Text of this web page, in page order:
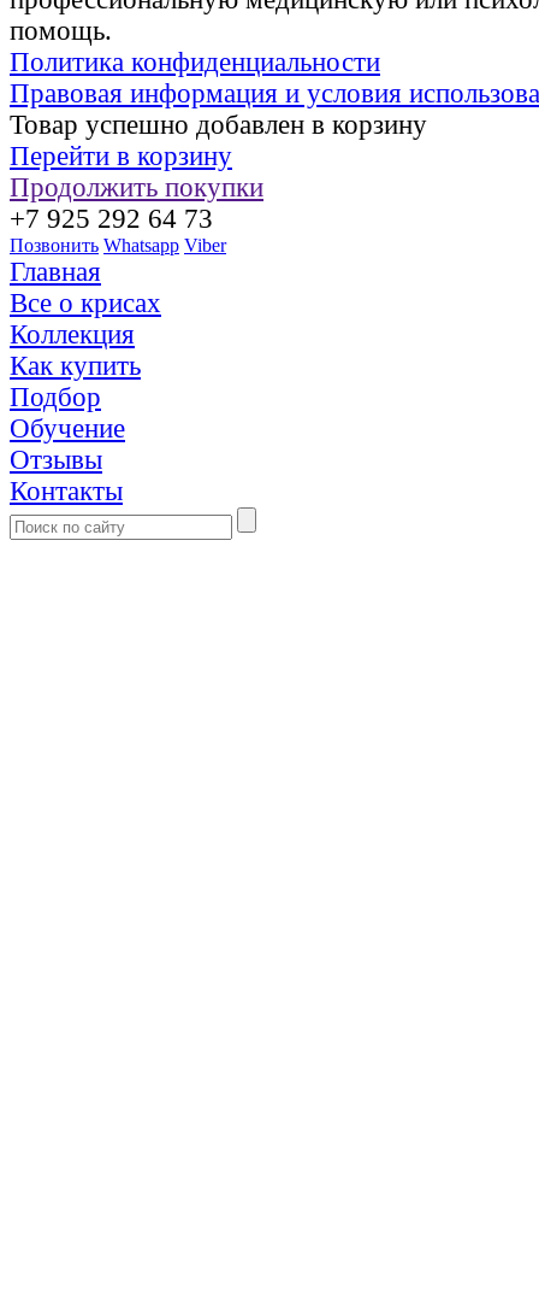
помощь.
Политика конфиденциальности
Правовая информация и условия
Товар успешно добавлен в корзину
Перейти в корзину
Продолжить покупки
+7 925 292 64 73
Позвонить Whatsapp Viber
Главная
Все о крисах
Коллекция
Как купить
Подбор
Обучение
Отзывы
Контакты